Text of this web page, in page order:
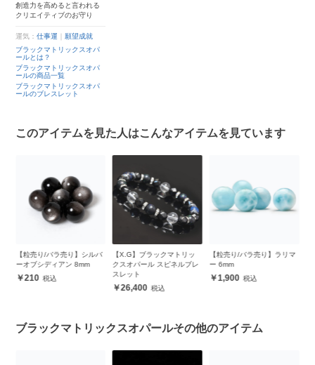
創造力を高めると言われる
クリエイティブのお守り
運気：仕事運
願望成就
ブラックマトリックスオパ
ールとは？
ブラックマトリックスオパ
ールの商品一覧
ブラックマトリックスオパ
ールのブレスレット
このアイテムを見た人はこんなアイテムを見ています
【粒売り/バラ売り】シルバ
ーオブシディアン 8mm
210
【X.G】ブラックマトリッ
クスオパール スピネルブレ
スレット
26,400
【粒売り/バラ売り】ラリマ
ー 6mm
1,900
ブラックマトリックスオパールその他のアイテム